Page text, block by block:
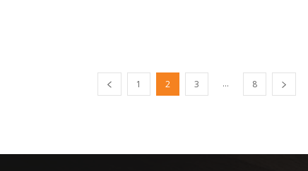
1 2 3 ... 8